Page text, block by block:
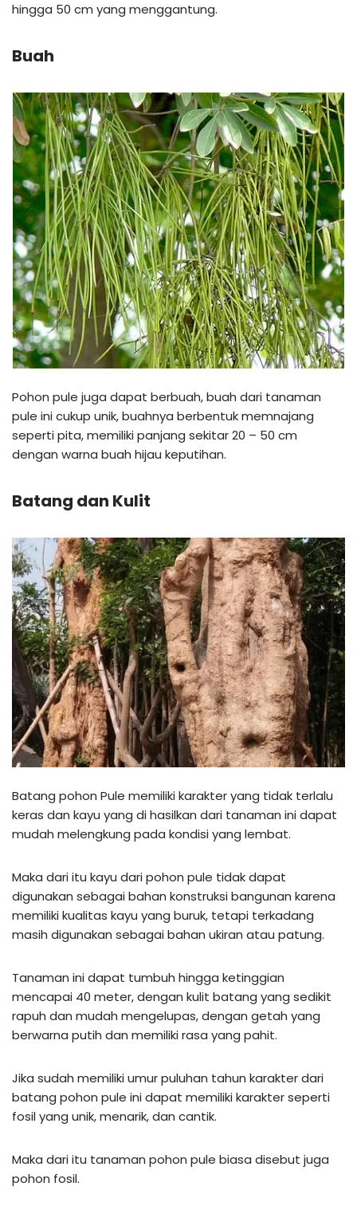
hingga 50 cm yang menggantung.
Buah
Pohon pule juga dapat berbuah, buah dari tanaman
pule ini cukup unik, buahnya berbentuk memnajang
seperti pita, memiliki panjang sekitar 20 – 50 cm
dengan warna buah hijau keputihan.
Batang dan Kulit
Batang pohon Pule memiliki karakter yang tidak terlalu
keras dan kayu yang di hasilkan dari tanaman ini dapat
mudah melengkung pada kondisi yang lembat.
Maka dari itu kayu dari pohon pule tidak dapat
digunakan sebagai bahan konstruksi bangunan karena
memiliki kualitas kayu yang buruk, tetapi terkadang
masih digunakan sebagai bahan ukiran atau patung.
Tanaman ini dapat tumbuh hingga ketinggian
mencapai 40 meter, dengan kulit batang yang sedikit
rapuh dan mudah mengelupas, dengan getah yang
berwarna putih dan memiliki rasa yang pahit.
Jika sudah memiliki umur puluhan tahun karakter dari
batang pohon pule ini dapat memiliki karakter seperti
fosil yang unik, menarik, dan cantik.
Maka dari itu tanaman pohon pule biasa disebut juga
pohon fosil.